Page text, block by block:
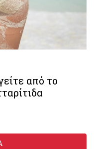
από το